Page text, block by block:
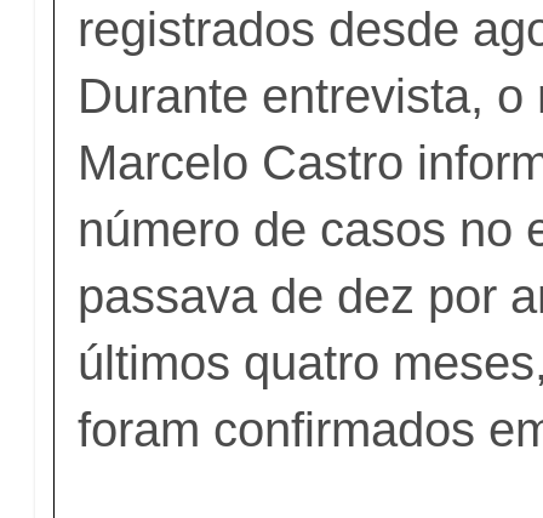
registrados desde
Durante entrevista, o
Marcelo Castro
número de casos no
passava de dez por
últimos quatro
foram confirmados